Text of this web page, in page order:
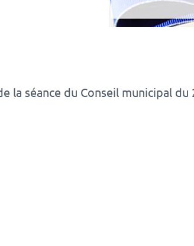
la séance du Conseil municipal